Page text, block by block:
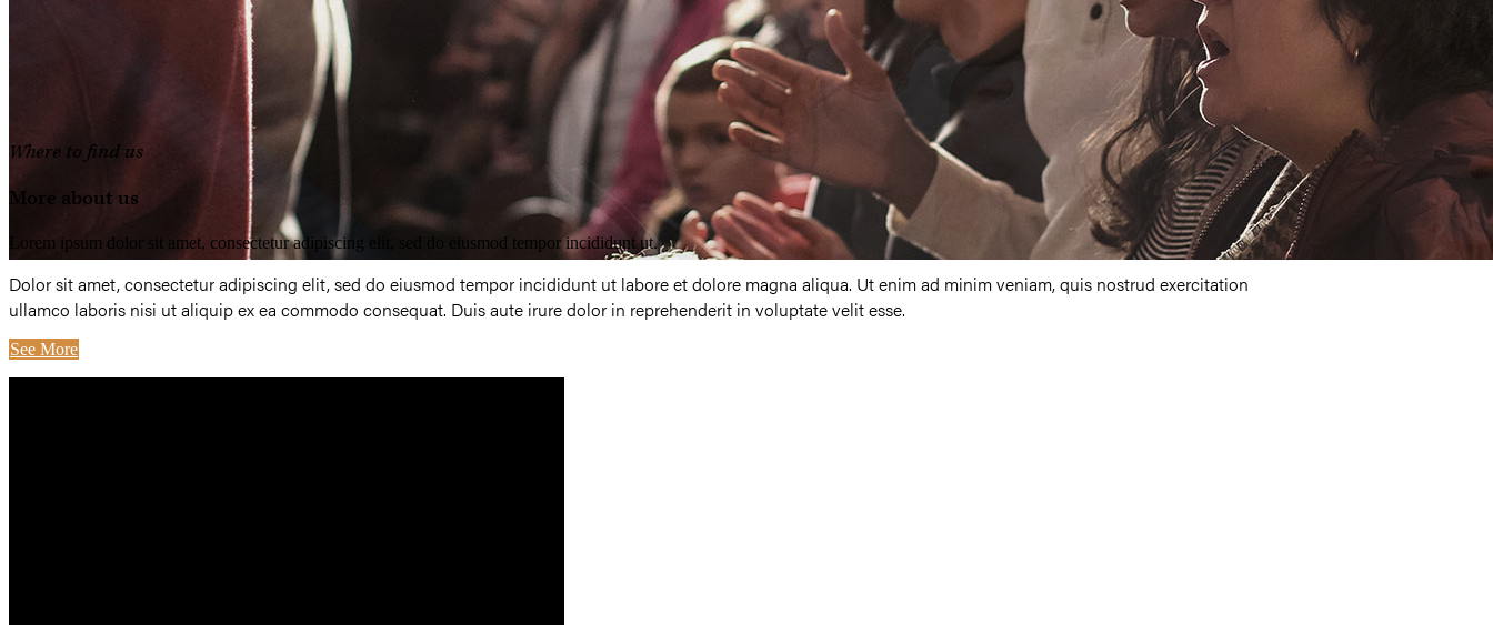
Our Community
Where to find us
More about us
Lorem ipsum dolor sit amet, consectetur adipiscing elit, sed do eiusmod tempor incididunt ut.
Dolor sit amet, consectetur adipiscing elit, sed do eiusmod tempor incididunt ut labore et dolore magna aliqua. Ut enim ad minim veniam, quis nostrud exercitation
ullamco laboris nisi ut aliquip ex ea commodo consequat. Duis aute irure dolor in reprehenderit in voluptate velit esse.
See More